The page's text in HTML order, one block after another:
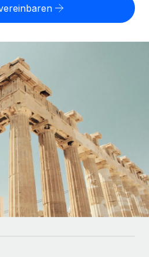
Arbeit mit Freelancer:innen
und Verwalten von
HR-Aufgaben
HR in bestehende Abläufe
für dein Team
Lösungen für wachsende
Lösungen, um Teams zu
und Großunternehmen
berechnen
Währungen und
globale Freelancer:innen
Anmelden